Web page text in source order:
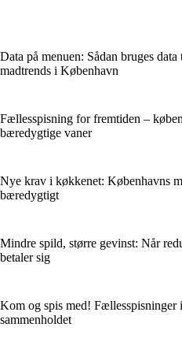
Data på menuen: Sådan bruges
madtrends i København
Fællesspisning for fremtiden –
bæredygtige vaner
Nye krav i køkkenet: Københavns
bæredygtigt
Mindre spild, større gevinst: Når
betaler sig
Kom og spis med! Fællesspisninger
sammenholdet